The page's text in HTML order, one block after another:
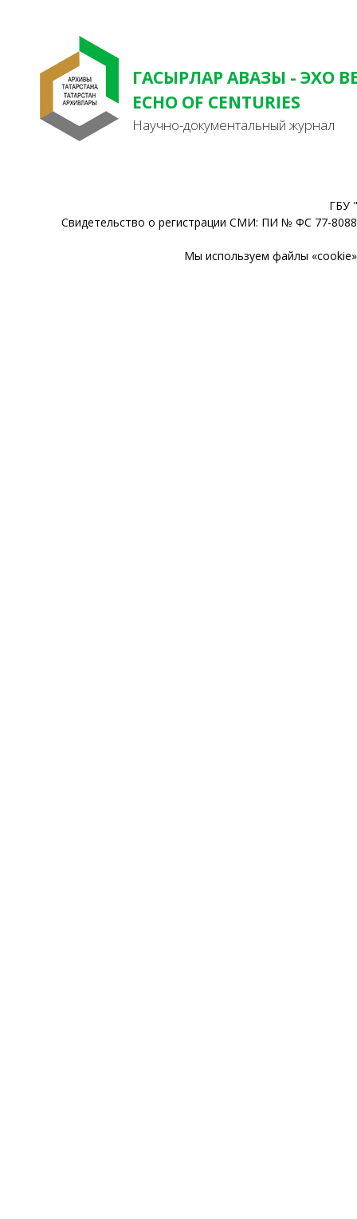
ГАСЫРЛАР АВАЗЫ - ЭХО
ECHO OF CENTURIES
Научно-документальный журнал
ГБУ
Свидетельство о регистрации СМИ: ПИ № ФС 77-
Мы используем файлы «cookie»